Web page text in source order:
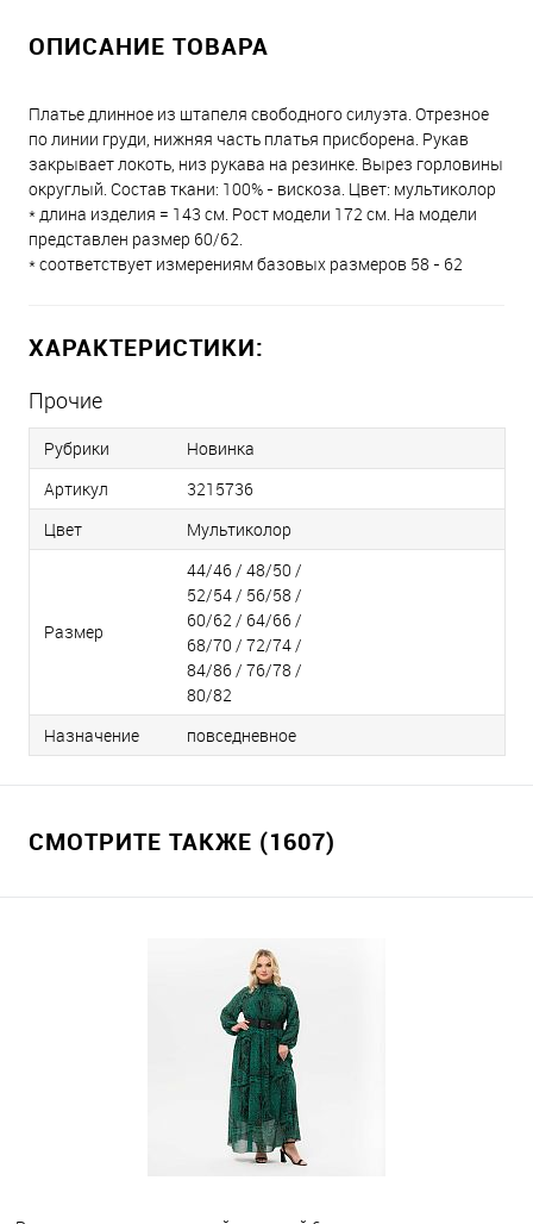
ОПИСАНИЕ ТОВАРА
Платье длинное из штапеля свободного силуэта. Отрезное
по линии груди, нижняя часть платья присборена. Рукав
закрывает локоть, низ рукава на резинке. Вырез горловины
округлый. Состав ткани: 100% - вискоза. Цвет: мультиколор
* длина изделия = 143 см. Рост модели 172 см. На модели
представлен размер 60/62.
* соответствует измерениям базовых размеров 58 - 62
ХАРАКТЕРИСТИКИ:
Прочие
Рубрики
Новинка
Артикул
3215736
Цвет
Мультиколор
Размер
44/46 / 48/50 /
52/54 / 56/58 /
60/62 / 64/66 /
68/70 / 72/74 /
84/86 / 76/78 /
80/82
Назначение
повседневное
СМОТРИТЕ ТАКЖЕ (1607)